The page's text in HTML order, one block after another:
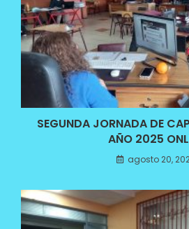
SEGUNDA JORNADA DE
AÑO 2025
agosto 20,